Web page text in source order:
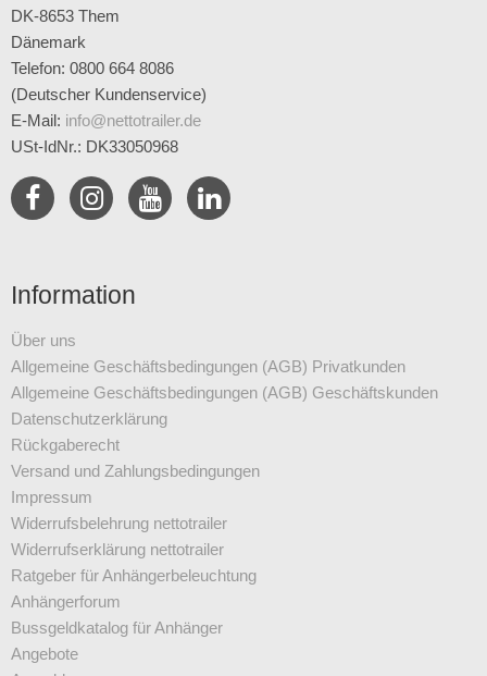
DK-8653 Them
Dänemark
Telefon: 0800 664 8086
(Deutscher Kundenservice)
E-Mail: info@nettotrailer.de
USt-IdNr.: DK33050968
Information
Über uns
Allgemeine Geschäftsbedingungen (AGB) Privatkunden
Allgemeine Geschäftsbedingungen (AGB) Geschäftskunden
Datenschutz­erklärung
Rückgaberecht
Versand und Zahlungsbedingungen
Impressum
Widerrufsbelehrung nettotrailer
Widerrufserklärung nettotrailer
Ratgeber für Anhängerbeleuchtung
Anhängerforum
Bussgeldkatalog für Anhänger
Angebote